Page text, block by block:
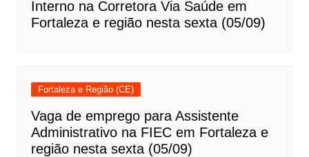
Interno na Corretora Via Saúde em
Fortaleza e região nesta sexta (05/09)
Fortaleza e Região (CE)
Vaga de emprego para Assistente
Administrativo na FIEC em Fortaleza e
região nesta sexta (05/09)